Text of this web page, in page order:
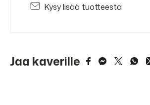
Kysy lisää tuotteesta
Jaa kaverille